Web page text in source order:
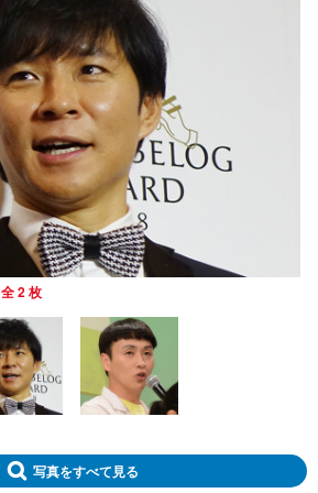
全 2 枚
写真をすべて見る